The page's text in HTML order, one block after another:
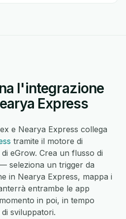
l'integrazione
Express
e Nearya Express collega
tramite il motore di
eGrow. Crea un flusso di
seleziona un trigger da
in Nearya Express, mappa i
entrambe le app
in poi, in tempo
sviluppatori.